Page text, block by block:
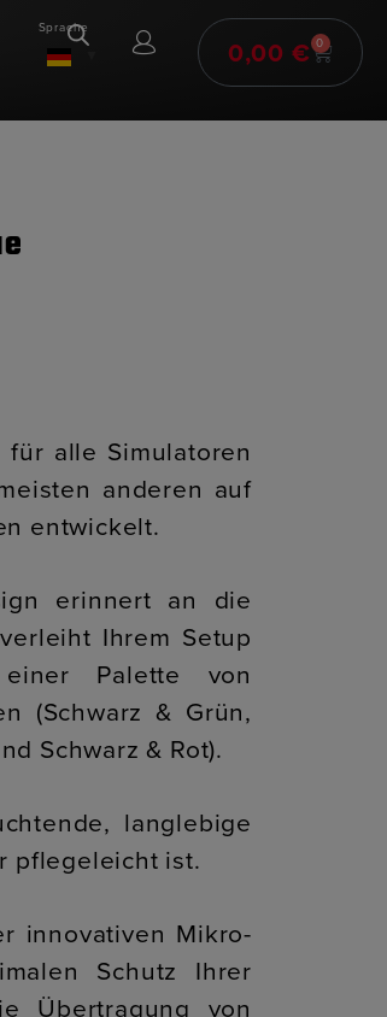
Sprache
0,00 € 0
alle Simulatoren
anderen auf
entwickelt.
erinnert an die
Ihrem Setup
Palette von
(Schwarz & Grün,
Schwarz & Rot).
langlebige
pflegeleicht ist.
innovativen Mikro-
Schutz Ihrer
Übertragung von